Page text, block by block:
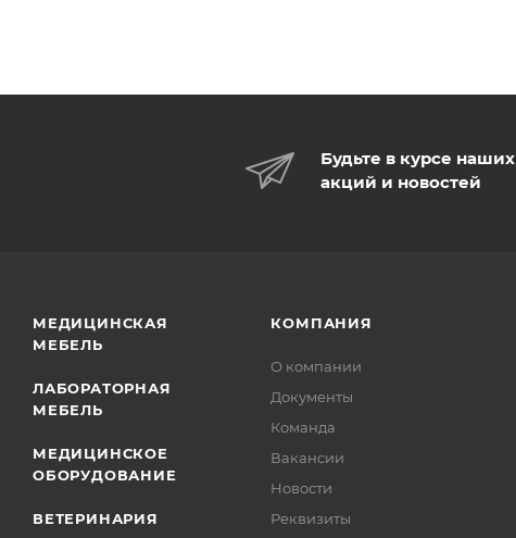
Будьте в курсе наших
акций и новостей
МЕДИЦИНСКАЯ
МЕБЕЛЬ
ЛАБОРАТОРНАЯ
МЕБЕЛЬ
МЕДИЦИНСКОЕ
ОБОРУДОВАНИЕ
ВЕТЕРИНАРИЯ
КОМПАНИЯ
О компании
Документы
Команда
Вакансии
Новости
Реквизиты